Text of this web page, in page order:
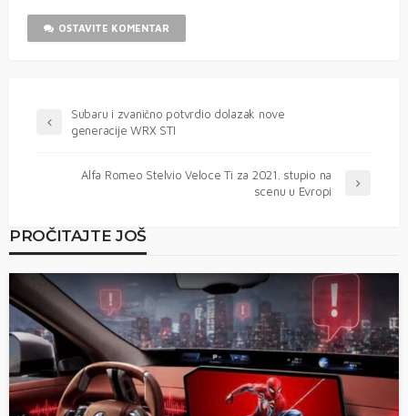
OSTAVITE KOMENTAR
Subaru i zvanično potvrdio dolazak nove
generacije WRX STI
Alfa Romeo Stelvio Veloce Ti za 2021. stupio na
scenu u Evropi
PROČITAJTE JOŠ